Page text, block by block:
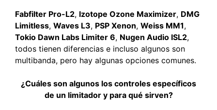
Fabfilter Pro-L2, Izotope Ozone Maximizer, DMG
Limitless,Waves L3, PSP Xenon,Weiss MM1,
Tokio Dawn Labs Limiter 6, Nugen Audio ISL2,
todos tienen diferencias e incluso algunos son
multibanda, pero hay algunas opciones comunes.
¿Cuáles son algunos los controles específicos
de un limitador y para qué sirven?